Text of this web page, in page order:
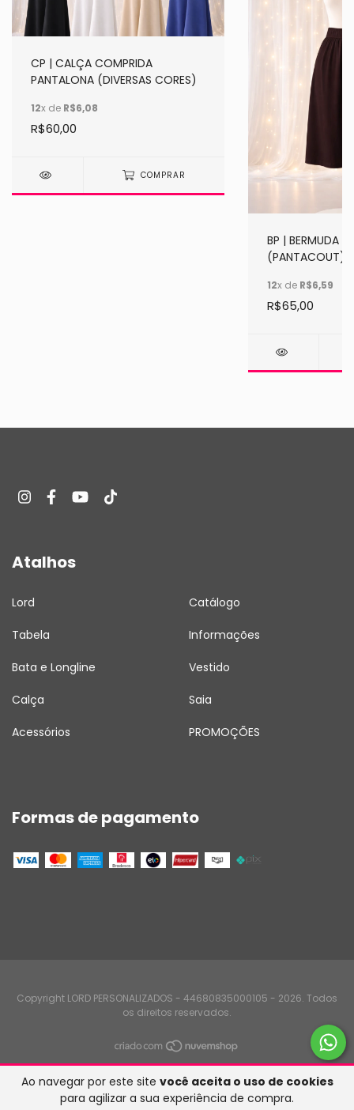
Ao navegar por este site você aceita o uso de cookies
para agilizar a sua experiência de compra.
CP | CALÇA COMPRIDA
PANTALONA (DIVERSAS CORES)
12x de R$6,08
R$60,00
COMPRAR
BP | BERMUDA
(PANTACOUT)
12x de R$6,59
R$65,00
Atalhos
Lord Catálogo
Tabela Informações
Bata e Longline Vestido
Calça Saia
Acessórios PROMOÇÕES
Formas de pagamento
Copyright LORD PERSONALIZADOS - 44680835000105 - 2026. Todos
os direitos reservados.